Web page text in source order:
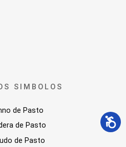
SIMBOLOS
de Pasto
de Pasto
de Pasto